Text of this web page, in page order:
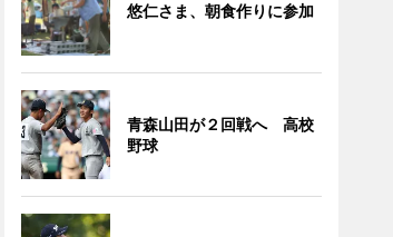
悠仁さま、朝食作りに参加
青森山田が２回戦へ 高校
野球